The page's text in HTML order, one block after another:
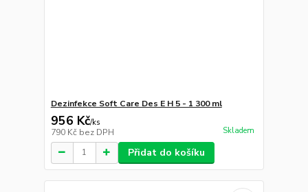
Dezinfekce Soft Care Des E H 5 - 1 300 ml
956 Kč/ks
790 Kč bez DPH Skladem
Přidat do košíku